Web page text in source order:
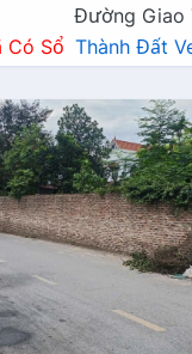
Đường Giao
Có Sổ Thành Đất